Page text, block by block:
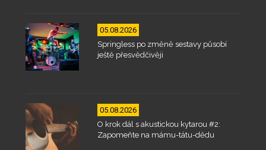
05.08.2026
Springless po změně sestavy působí
ještě přesvědčivěji
05.08.2026
O krok dál s akustickou kytarou #2:
Zapomeňte na mámu-tátu-dědu